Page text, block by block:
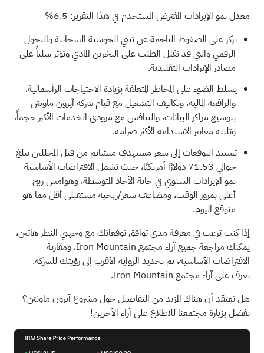
معدل نمو الإيرادات المفترض المستخدم في هذا التقرير: 6.5%
يركز على الضغوط الناجمة عن تبني الحوسبة السحابية والتحول
الرقمي والتي قد تقلل الطلب على التخزين المادي وتؤثر سلباً على
مصادر الإيرادات التقليدية.
يسلط الضوء على المخاطر المتعلقة بزيادة الاحتياجات الرأسمالية،
والرافعة المالية، وتكاليف التشغيل مع قيام شركة آيرون ماونتن
بتوسيع مراكز البيانات، والتنافس مع مزودي الخدمات الأكبر حجماً،
وتلبية معايير الاستدامة الأكثر صرامة.
تستند التوقعات إلى سعر مستهدف متشائم من قبل المحللين يبلغ
حوالي 71.53 دولارًا أمريكيًا، حيث تشمل الافتراضات الأساسية
نمو الإيرادات السنوي في خانة الآحاد المتوسطة، وهوامش ربح
أعلى بمرور الوقت، ومضاعف سعر/ربحية مستقبلي أقل مما هو
متوقع اليوم.
إذا كنت ترغب في معرفة مدى توافق توقعاتك مع وجهتي النظر هاتين،
يمكنك مراجعة جميع آراء مجتمع Iron Mountain، ومقارنة
الافتراضات الأساسية، ثم تحديد الرواية الأقرب إلى رؤيتك للشركة.
تعرف على آراء مجتمع Iron Mountain.
هل تعتقد أن هناك المزيد من التفاصيل حول مشروع آيرون ماونتن؟
تفضل بزيارة مجتمعنا للاطلاع على آراء الآخرين!